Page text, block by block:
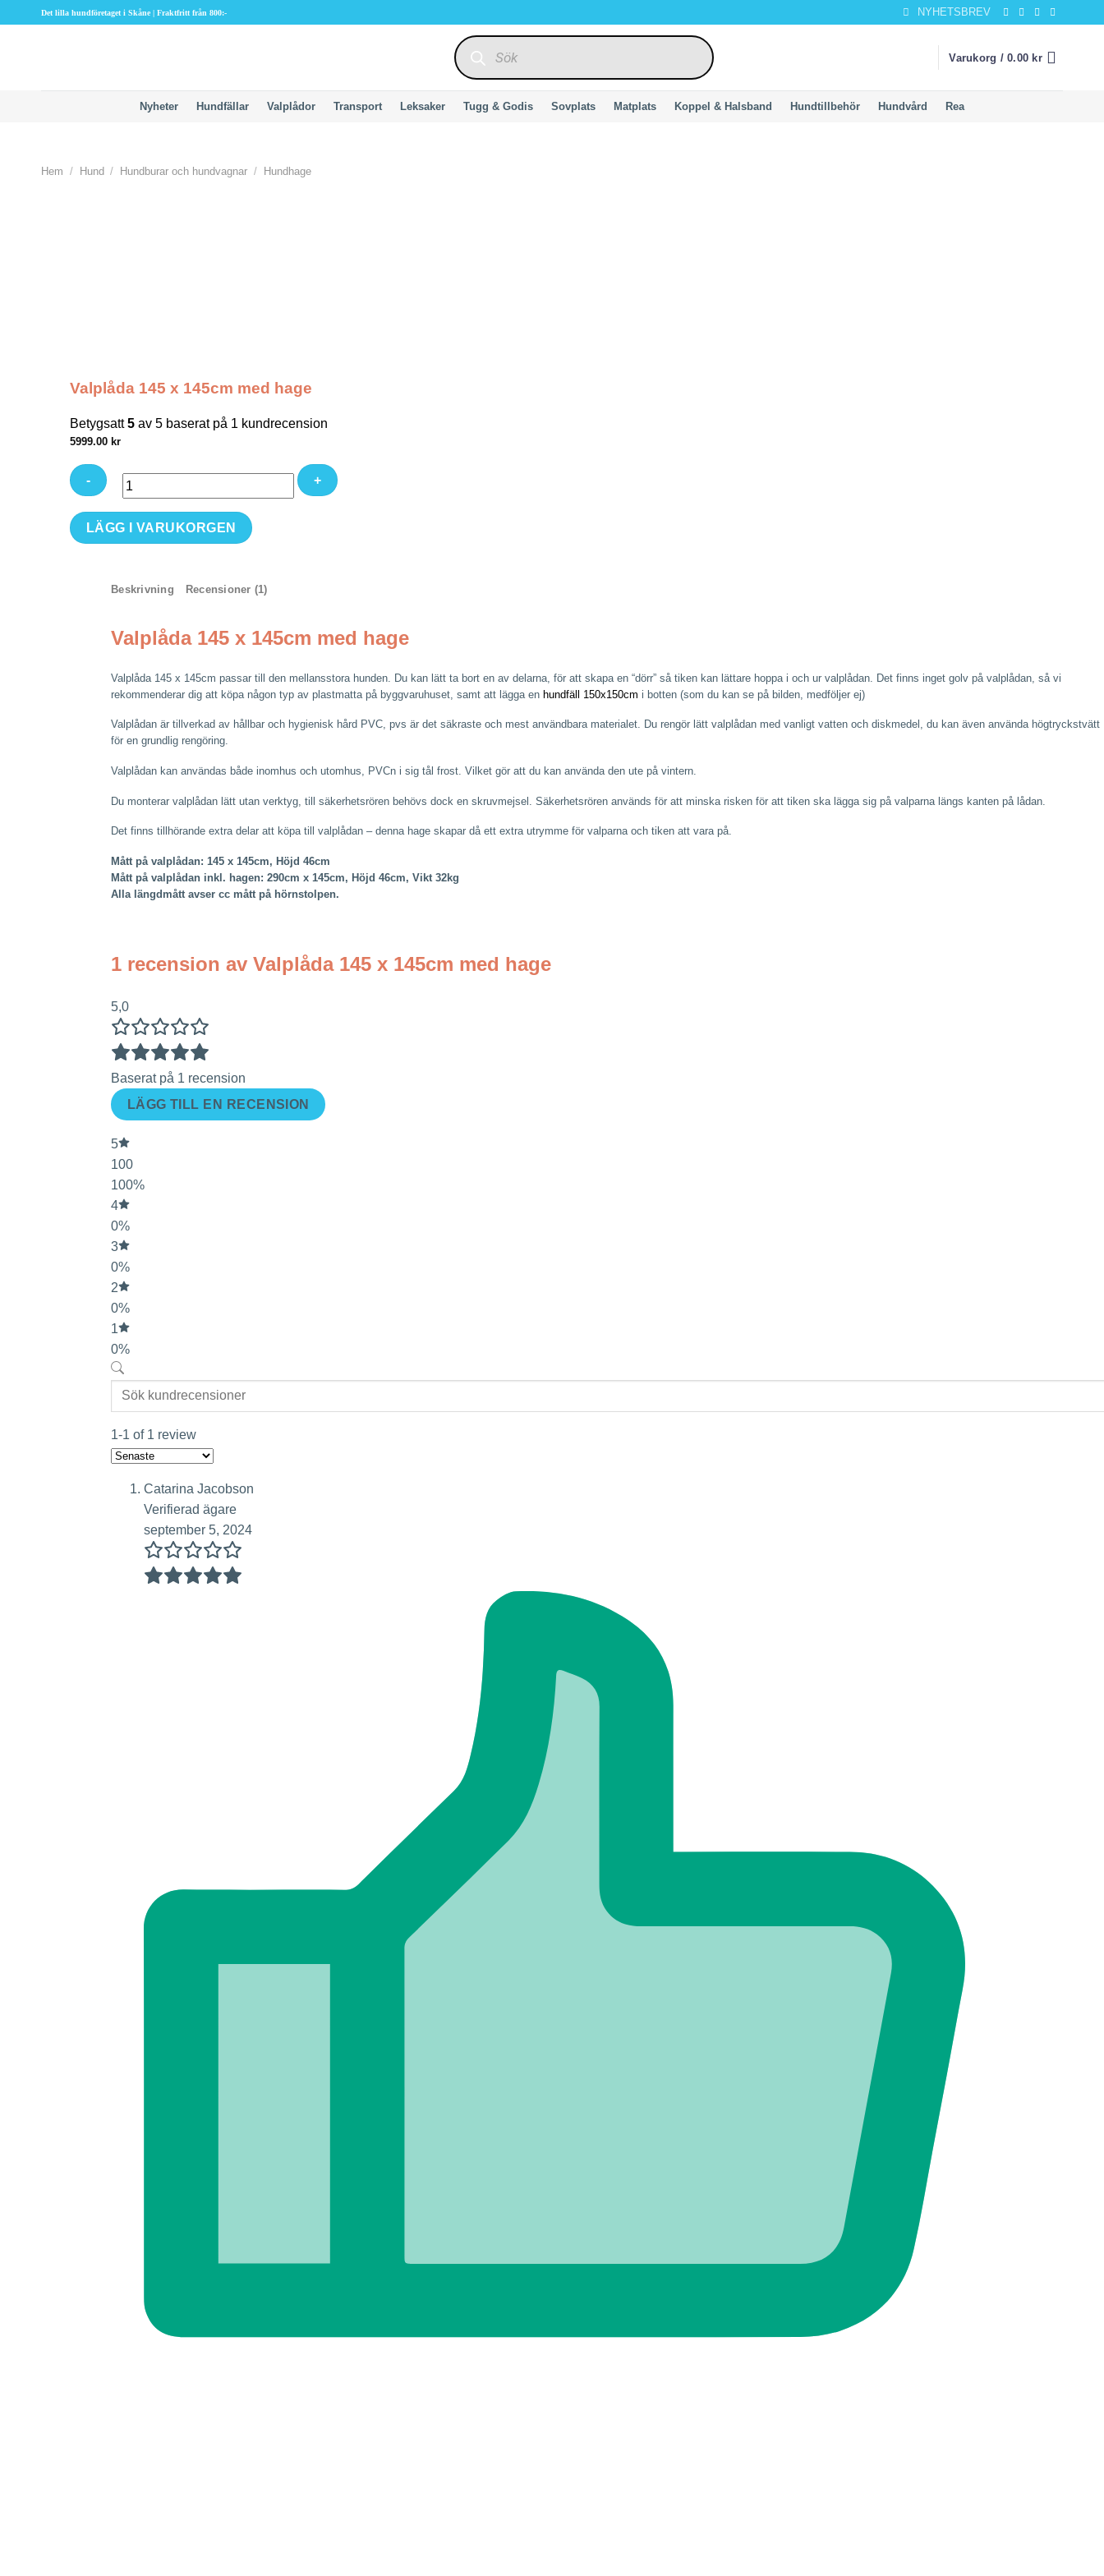
Det lilla hundföretaget i Skåne | Fraktfritt från 800:- NYHETSBREV
Produktsökning
Varukorg /0.00 kr
Nyheter Hundfällar Valplådor Transport Leksaker Tugg & Godis Sovplats Matplats Koppel & Halsband Hundtillbehör Hundvård Rea
Hem / Hund / Hundburar och hundvagnar / Hundhage
Valplåda 145 x 145cm med hage
Betygsatt5 av 5 baserat på 1 kundrecension
5999.00 kr
Valplåda
145
LÄGG I VARUKORGEN
Beskrivning Recensioner (1)
Valplåda 145 x 145cm med hage
Valplåda 145 x 145cm passar till den mellansstora hunden. Du kan lätt ta bort en av delarna, för att skapa en “dörr” så tiken kan lättare hoppa i och ur valplådan. Det finns inget golv på valplådan, så vi
rekommenderar dig att köpa någon typ av plastmatta på byggvaruhuset, samt att lägga en hundfäll 150x150cm i botten (som du kan se på bilden, medföljer ej)
Valplådan är tillverkad av hållbar och hygienisk hård PVC, pvs är det säkraste och mest användbara materialet. Du rengör lätt valplådan med vanligt vatten och diskmedel, du kan även använda högtryckstvätt
för en grundlig rengöring.
Valplådan kan användas både inomhus och utomhus, PVCn i sig tål frost. Vilket gör att du kan använda den ute på vintern.
Du monterar valplådan lätt utan verktyg, till säkerhetsrören behövs dock en skruvmejsel. Säkerhetsrören används för att minska risken för att tiken ska lägga sig på valparna längs kanten på lådan.
Det finns tillhörande extra delar att köpa till valplådan – denna hage skapar då ett extra utrymme för valparna och tiken att vara på.
Mått på valplådan: 145 x 145cm, Höjd 46cm
Mått på valplådan inkl. hagen: 290cm x 145cm, Höjd 46cm, Vikt 32kg
Alla längdmått avser cc mått på hörnstolpen.
1 recension av Valplåda 145 x 145cm med hage
5,0
Baserat på 1 recension
LÄGG TILL EN RECENSION
5
100
100%
4
0%
3
0%
2
0%
1
0%
1-1 of 1 review
Catarina Jacobson
Verifierad ägare
september 5, 2024